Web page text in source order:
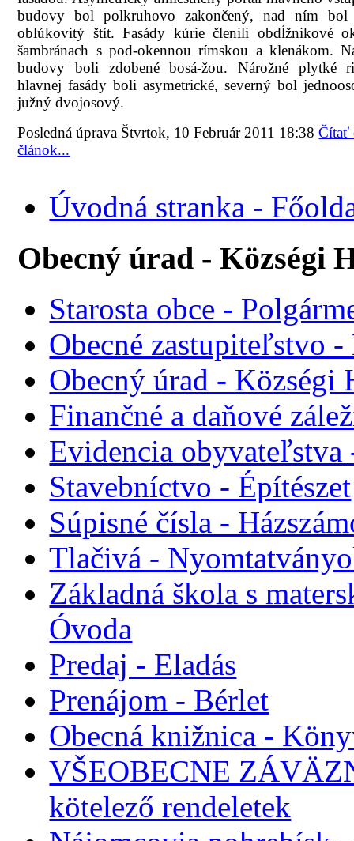
budovy bol polkruhovo zakončený, nad ním bol
oblúkovitý štít. Fasády kúrie členili obdĺžnikové
šambránach s pod-okennou rímskou a klenákom.
budovy boli zdobené bosá-žou. Nárožné plytké
hlavnej fasády boli asymetrické, severný bol
južný dvojosový.
Posledná úprava Štvrtok, 10 Február 2011 18:38Čítať
článok...
Úvodná stranka -
Obecný úrad - Községi
Starosta obce -
Obecné zastupiteľstvo
Obecný úrad - Községi
Finančné a daňové
Evidencia obyvateľstva
Stavebníctvo - Építészet
Súpisné čísla -
Tlačivá -
Základná škola s
Óvoda
Predaj - Eladás
Prenájom - Bérlet
Obecná knižnica -
VŠEOBECNE
kötelező rendeletek